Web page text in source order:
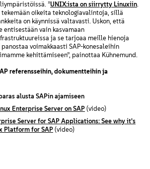
”UNIX:ista on siirrytty Linuxiin.
tekemään oikeita teknologiavalintoja, sillä
on käynnissä valtavasti. Uskon, että
entisestään vain kasvamaan
ja se tarjoaa meille hienoja
panostaa voimakkaasti SAP-konesaleihin
kehittämiseen”, painottaa Kühnemund.
referensseihin, dokumentteihin ja
alusta SAPin ajamiseen
Enterprise Server on SAP (video)
Server for SAP Applications: See why it's
Platform for SAP(video)